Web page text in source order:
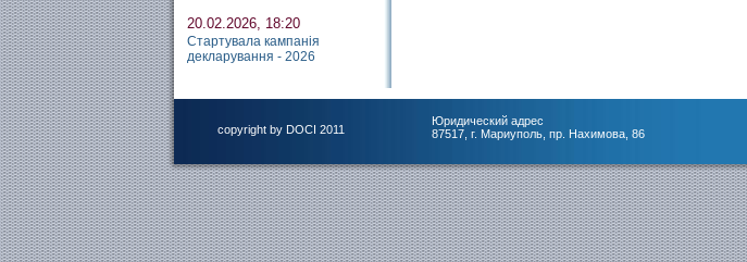
20.02.2026, 18:20
Стартувала кампанія
декларування - 2026
copyright by DOCI 2011
Юридический адрес
87517, г. Мариуполь, пр. Нахимова, 86